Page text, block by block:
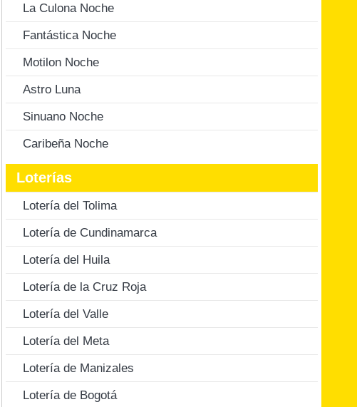
La Culona Noche
Fantástica Noche
Motilon Noche
Astro Luna
Sinuano Noche
Caribeña Noche
Loterías
Lotería del Tolima
Lotería de Cundinamarca
Lotería del Huila
Lotería de la Cruz Roja
Lotería del Valle
Lotería del Meta
Lotería de Manizales
Lotería de Bogotá